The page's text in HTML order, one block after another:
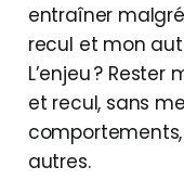
entraîner
recul et mon
L’enjeu ?
et recul, sans
autres.